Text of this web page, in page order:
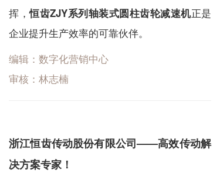
挥，恒齿ZJY系列轴装式圆柱齿轮减速机正是
企业提升生产效率的可靠伙伴。
编辑：数字化营销中心
审核：林志楠
浙江恒齿传动股份有限公司——高效传动解
决方案专家！